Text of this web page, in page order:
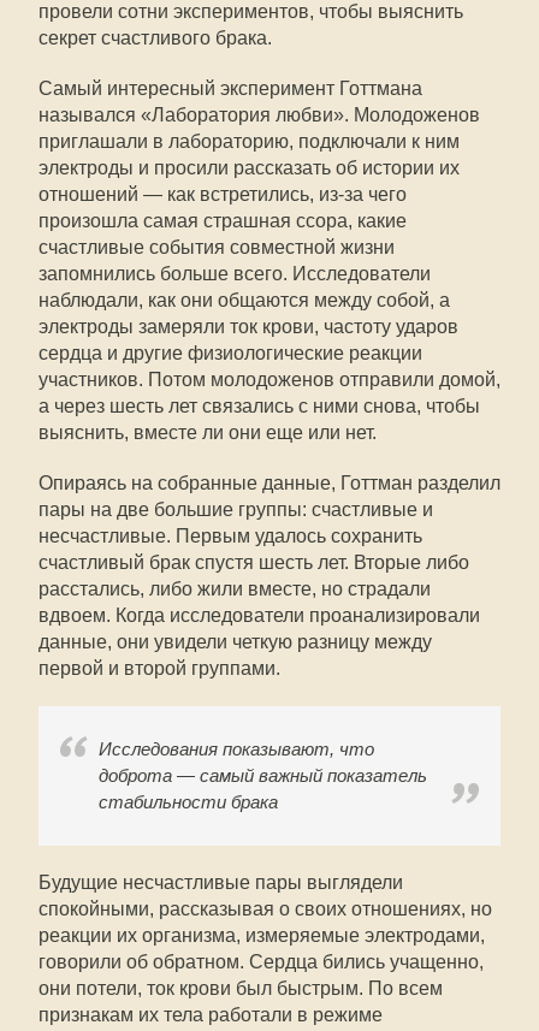
провели сотни экспериментов, чтобы выяснить
секрет счастливого брака.
Самый интересный эксперимент Готтмана
назывался «Лаборатория любви». Молодоженов
приглашали в лабораторию, подключали к ним
электроды и просили рассказать об истории их
отношений — как встретились, из-за чего
произошла самая страшная ссора, какие
счастливые события совместной жизни
запомнились больше всего. Исследователи
наблюдали, как они общаются между собой, а
электроды замеряли ток крови, частоту ударов
сердца и другие физиологические реакции
участников. Потом молодоженов отправили домой,
а через шесть лет связались с ними снова, чтобы
выяснить, вместе ли они еще или нет.
Опираясь на собранные данные, Готтман разделил
пары на две большие группы: счастливые и
несчастливые. Первым удалось сохранить
счастливый брак спустя шесть лет. Вторые либо
расстались, либо жили вместе, но страдали
вдвоем. Когда исследователи проанализировали
данные, они увидели четкую разницу между
первой и второй группами.
Исследования показывают, что
доброта — самый важный показатель
стабильности брака
Будущие несчастливые пары выглядели
спокойными, рассказывая о своих отношениях, но
реакции их организма, измеряемые электродами,
говорили об обратном. Сердца бились учащенно,
они потели, ток крови был быстрым. По всем
признакам их тела работали в режиме